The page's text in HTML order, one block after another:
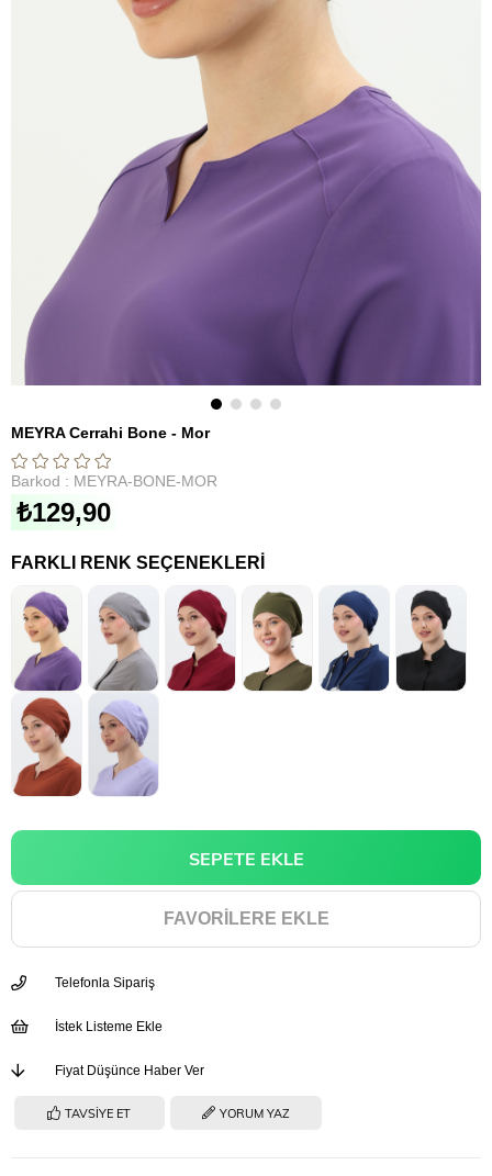
MEYRA Cerrahi Bone - Mor
Barkod : MEYRA-BONE-MOR
₺129,90
FARKLI RENK SEÇENEKLERI
FAVORILERE EKLE
Telefonla Sipariş
İstek Listeme Ekle
Fiyat Düşünce Haber Ver
TAVSIYE ET YORUM YAZ